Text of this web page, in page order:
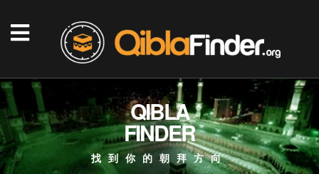
QIBLA
FINDER
找到你的朝拜方向